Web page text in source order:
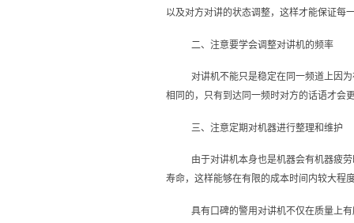
以及对方对讲的状态调整，这样才能保证每
二、注意要学会调整对讲机的频率
对讲机不能只是稳定在同一频道上因
相同的，只有到达同一频时对方的话语才会
三、注意定期对机器进行整理和维护
由于对讲机本身也是机器会有机器疲
寿命，这样能够在有限的成本时间内较大程
具有口碑的警用对讲机不仅在质量上